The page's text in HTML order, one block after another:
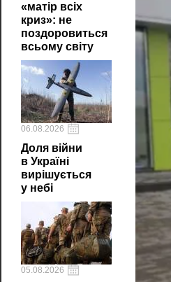
«матір всіх
криз»: не
поздоровиться
всьому світу
06.08.2026
Доля війни
в Україні
вирішується
у небі
05.08.2026